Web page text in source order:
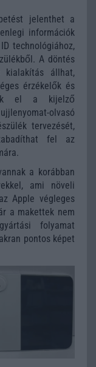
jelenthet a
információk
technológiához,
A döntés
kialakítás állhat,
érzékelők és
el a kijelző
olvasó
tervezését,
fel az
a korábban
ami növeli
Apple végleges
a makettek nem
folyamat
pontos képet